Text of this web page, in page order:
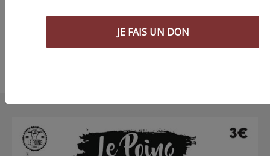
JE FAIS UN DON